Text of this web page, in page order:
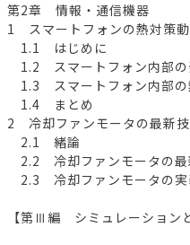
第2章 情報・通信機器
1 スマートフォンの熱対策
1.1 はじめに
1.2 スマートフォン内部の
1.3 スマートフォン内部の
1.4 まとめ
2 冷却ファンモータの最新
2.1 緒論
2.2 冷却ファンモータの最
2.3 冷却ファンモータの実
【第Ⅲ編 シミュレーション